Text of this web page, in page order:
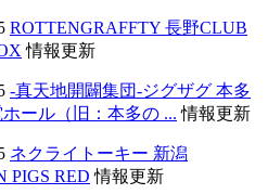
ROTTENGRAFFTY 長野CLUB
情報更新
-真天地開闢集団-ジグザグ 本多
ール（旧：本多の ... 情報更新
ネクライトーキー 新潟
PIGS RED 情報更新